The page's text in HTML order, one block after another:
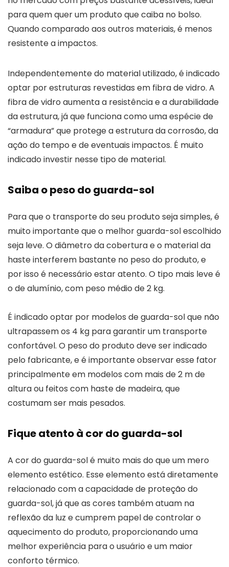
para quem quer um produto que caiba no bolso.
Quando comparado aos outros materiais, é menos
resistente a impactos.
Independentemente do material utilizado, é indicado
optar por estruturas revestidas em fibra de vidro. A
fibra de vidro aumenta a resistência e a durabilidade
da estrutura, já que funciona como uma espécie de
“armadura” que protege a estrutura da corrosão, da
ação do tempo e de eventuais impactos. É muito
indicado investir nesse tipo de material.
Saiba o peso do guarda-sol
Para que o transporte do seu produto seja simples, é
muito importante que o melhor guarda-sol escolhido
seja leve. O diâmetro da cobertura e o material da
haste interferem bastante no peso do produto, e
por isso é necessário estar atento. O tipo mais leve é
o de alumínio, com peso médio de 2 kg.
É indicado optar por modelos de guarda-sol que não
ultrapassem os 4 kg para garantir um transporte
confortável. O peso do produto deve ser indicado
pelo fabricante, e é importante observar esse fator
principalmente em modelos com mais de 2 m de
altura ou feitos com haste de madeira, que
costumam ser mais pesados.
Fique atento à cor do guarda-sol
A cor do guarda-sol é muito mais do que um mero
elemento estético. Esse elemento está diretamente
relacionado com a capacidade de proteção do
guarda-sol, já que as cores também atuam na
reflexão da luz e cumprem papel de controlar o
aquecimento do produto, proporcionando uma
melhor experiência para o usuário e um maior
conforto térmico.